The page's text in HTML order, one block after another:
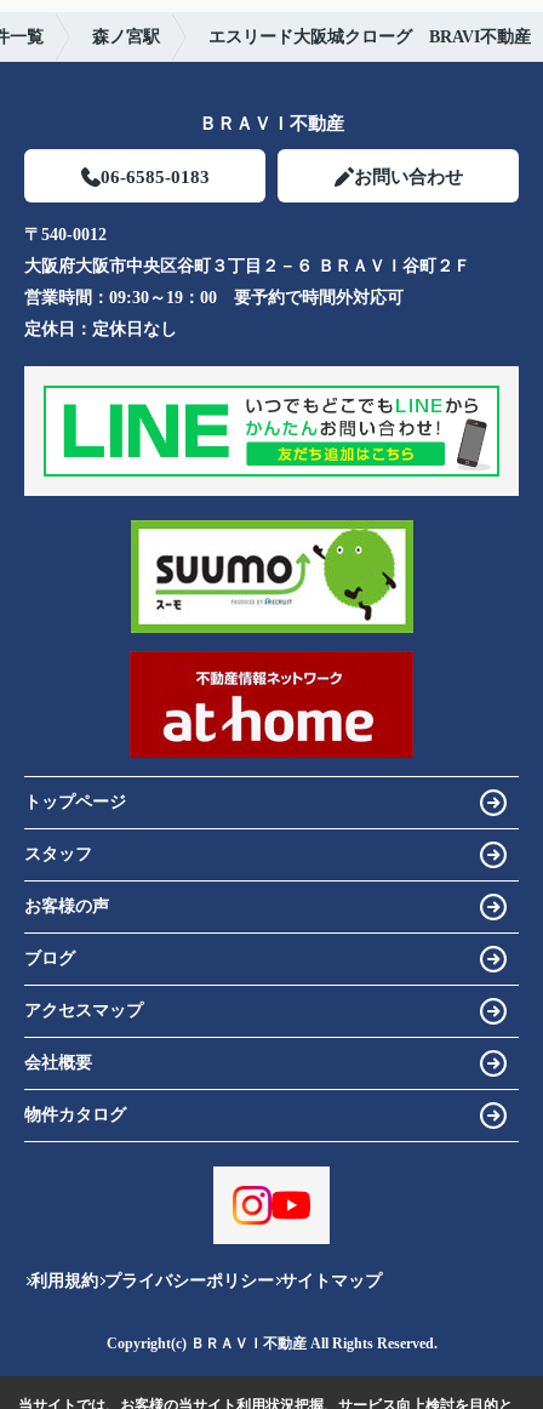
一覧 森ノ宮駅 エスリード大阪城クローグ BRAVI不動産
ＢＲＡＶＩ不動産
06-6585-0183 お問い合わせ
〒540-0012
大阪府大阪市中央区谷町３丁目２－６ ＢＲＡＶＩ谷町２Ｆ
営業時間： 09:30～19：00 要予約で時間外対応可
定休日： 定休日なし
トップページ
スタッフ
お客様の声
ブログ
アクセスマップ
会社概要
物件カタログ
利用規約 プライバシーポリシー サイトマップ
Copyright(c) ＢＲＡＶＩ不動産 All Rights Reserved.
当サイトでは、お客様の当サイト利用状況把握、サービス向上検討を目的と